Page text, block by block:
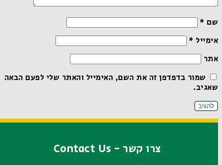
שם*
אימייל*
אתר
שמור בדפדפן זה את השם, האימייל והאתר שלי לפעם הבאה
שאגיב.
צרו קשר - Contact Us